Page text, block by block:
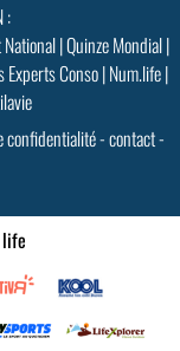
:
National|Quinze Mondial|
Experts Conso|Num.life|
confidentialité-contact-